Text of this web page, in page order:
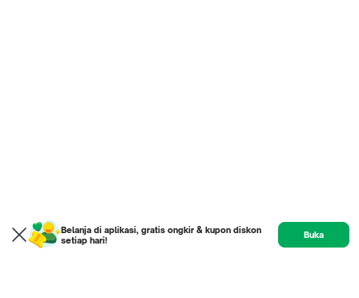
Belanja di aplikasi, gratis ongkir & kupon diskon
setiap hari!
Buka